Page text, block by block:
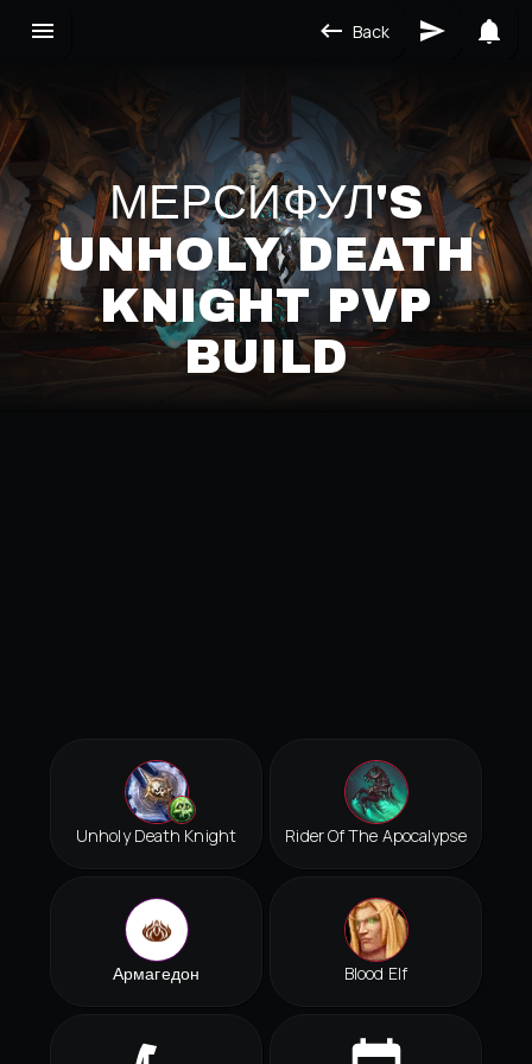
Back
МЕРСИФУЛ'S
UNHOLY DEATH
KNIGHT PVP
BUILD
Unholy Death Knight Rider Of The Apocalypse
Армагедон Blood Elf